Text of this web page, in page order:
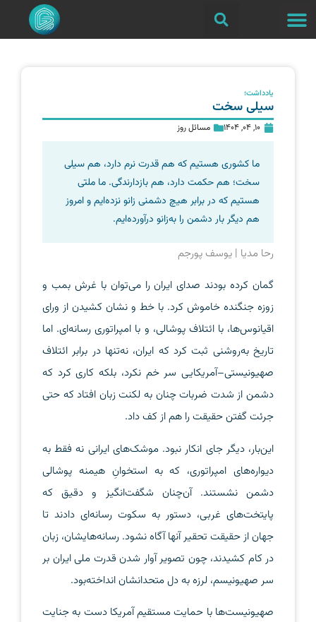
یادداشت؛
سیلی سخت
10, 04, 1404 مسائل روز
ما کشوری هستیم که هم قدرت نرم دارد، هم سیلی
سخت؛ هم حکمت دارد، هم بازدارندگی. ما ملتی
هستیم که در برابر هیچ دشمنی زانو نزده‌ایم و امروز
هم دیگر بار دشمن را به‌زانو درآورده‌ایم.
رحا مدیا | یوسف پورجم
گمان کرده‌ بودند صدای ایران را می‌توان با غرش بمب و
زوزه جنگنده خاموش کرد. با خط و نشان کشیدن از ورای
اقیانوس‌ها، با ائتلاف پوشالی، و با امپراتوری رسانه‌ای. اما
تاریخ به‌روشنی ثبت کرد که ایران، نه‌تنها در برابر ائتلاف
صهیونیستی–آمریکایی سر خم نکرد، بلکه کاری کرد که
دشمن از شدت ضربات چنان به لکنت زبان افتاد که حتی
جرئت گفتن حقیقت را هم از کف داد.
این‌بار، دیگر جای انکار نبود. موشک‌های ایرانی نه فقط به
دیواره‌های امپراتوری، که به استخوانِ هیمنه پوشالی
دشمن نشستند. آن‌چنان شگفت‌انگیز و دقیق که
پایتخت‌های غربی، دستور به سکوت رسانه‌ای دادند تا
جهان از حقیقت تحقیر آنها آگاه نشود. رسانه‌هایشان، زبان
در کام کشیدند، چون تصویر آوار شدن قدرت ملی ایران بر
سر صهیونیسم، لرزه به دل متحدانشان انداخته‌بود.
صهیونیست‌ها با حمایت مستقیم آمریکا دست به جنایت